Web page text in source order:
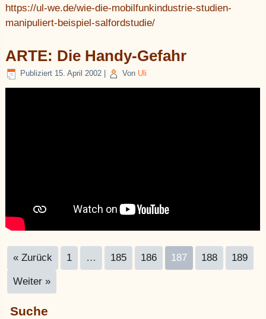
https://ul-we.de/wie-die-mobilfunkindustrie-studien-
manipuliert-beispiel-salfordstudie/
ARTE: Die Handy-Gefahr
Publiziert 15. April 2002 Von Uli
« Zurück 1 … 185 186 187 188 189
Weiter »
Suche